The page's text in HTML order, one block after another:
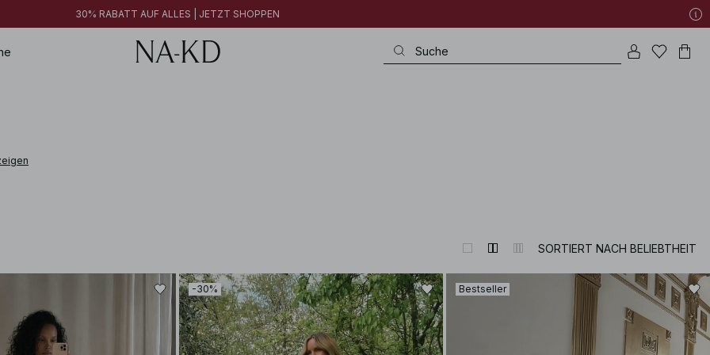
FINAL SALE | JETZT SHOPPEN
FINAL SALE | JETZT SHOPPEN
30% RABATT AUF ALLES | JETZT SHOPPEN
SORTIERT NACH BELIEBTHEIT
-30% Bestseller